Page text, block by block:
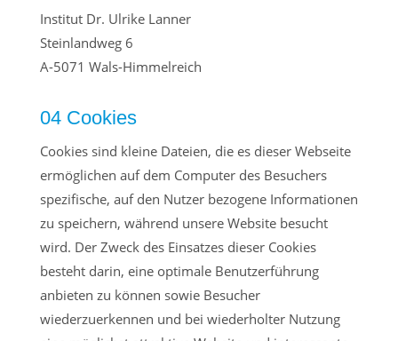
Institut Dr. Ulrike Lanner
Steinlandweg 6
A-5071 Wals-Himmelreich
04 Cookies
Cookies sind kleine Dateien, die es dieser Webseite
ermöglichen auf dem Computer des Besuchers
spezifische, auf den Nutzer bezogene Informationen
zu speichern, während unsere Website besucht
wird. Der Zweck des Einsatzes dieser Cookies
besteht darin, eine optimale Benutzerführung
anbieten zu können sowie Besucher
wiederzuerkennen und bei wiederholter Nutzung